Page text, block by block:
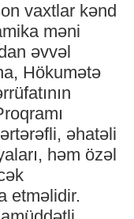
vaxtlar kənd
məni
əvvəl
Hökumətə
əhatəli
həm özəl
etməlidir.